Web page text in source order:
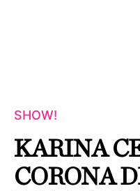
SHOW!
KARINA
CORONA